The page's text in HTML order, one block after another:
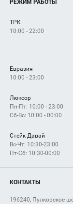
Рекламодателям
Как добраться
РЕЖИМ РАБОТЫ
ТРК
10:00 - 22:00
Евразия
10:00 - 23:00
Люксор
Пн-Пт: 10:00 - 23:00
Сб-Вс: 10:00 - 00:00
Стейк Давай
Вс-Чт: 10:30-23:00
Пт-Сб: 10:30-00:00
КОНТАКТЫ
196240, Пулковское